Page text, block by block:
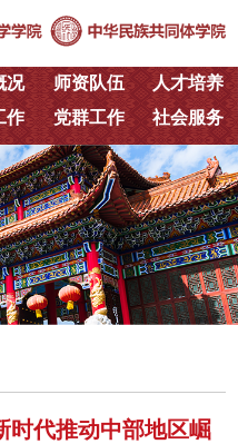
况 师资队伍
人才培养
作 党群工作 社会服务
时代推动中部地区崛